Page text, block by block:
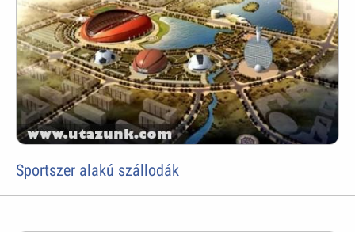
Sportszer alakú szállodák